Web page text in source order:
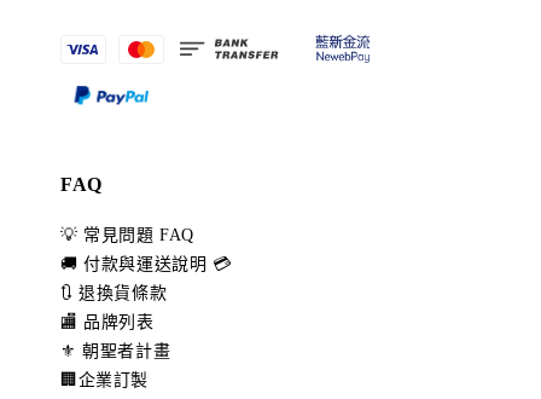
FAQ
💡 常見問題 FAQ
🚚 付款與運送說明 💳
🔃 退換貨條款
🏬 品牌列表
⚜️ 朝聖者計畫
🏢企業訂製